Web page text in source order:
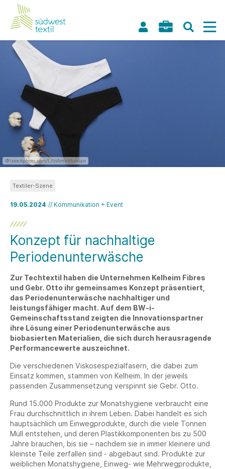
©Istockphoto.com/LilitAmirkhanian
19.05.2024 // Kommunikation + Event
Textiler-Szene
Konzept für nachhaltige
Periodenunterwäsche
Zur Techtextil haben die Unternehmen Kelheim Fibres
und Gebr. Otto ihr gemeinsames Konzept präsentiert,
das Periodenunterwäsche nachhaltiger und
leistungsfähiger macht. Auf dem BW-i-
Gemeinschaftsstand zeigten die Innovationspartner
ihre Lösung einer Periodenunterwäsche aus
biobasierten Materialien, die sich durch herausragende
Performancewerte auszeichnet.
Die verschiedenen Viskosespezialfasern, die dabei zum
Einsatz kommen, stammen von Kelheim. In der jeweils
passenden Zusammensetzung verspinnt sie Gebr. Otto.
Rund 15.000 Produkte zur Monatshygiene verbraucht eine
Frau durchschnittlich in ihrem Leben. Dabei handelt es sich
hauptsächlich um Einwegprodukte, durch die viele Tonnen
Müll entstehen, und deren Plastikkomponenten bis zu 500
Jahre brauchen, bis sie – nachdem sie in immer kleinere und
kleinste Teile zerfallen sind - abgebaut sind. Produkte zur
weiblichen Monatshygiene, Einweg- wie Mehrwegprodukte,